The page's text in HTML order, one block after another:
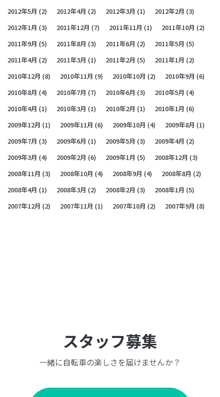
2012年5月 (2) 2012年4月 (2) 2012年3月 (1) 2012年2月 (3)
2012年1月 (3) 2011年12月 (7) 2011年11月 (1) 2011年10月 (2)
2011年9月 (5) 2011年8月 (3) 2011年6月 (2) 2011年5月 (5)
2011年4月 (2) 2011年3月 (1) 2011年2月 (5) 2011年1月 (2)
2010年12月 (8) 2010年11月 (9) 2010年10月 (2) 2010年9月 (6)
2010年8月 (4) 2010年7月 (7) 2010年6月 (3) 2010年5月 (4)
2010年4月 (1) 2010年3月 (1) 2010年2月 (1) 2010年1月 (6)
2009年12月 (1) 2009年11月 (6) 2009年10月 (4) 2009年8月 (1)
2009年7月 (3) 2009年6月 (1) 2009年5月 (3) 2009年4月 (2)
2009年3月 (4) 2009年2月 (6) 2009年1月 (5) 2008年12月 (3)
2008年11月 (3) 2008年10月 (4) 2008年9月 (4) 2008年8月 (2)
2008年4月 (1) 2008年3月 (2) 2008年2月 (3) 2008年1月 (5)
2007年12月 (2) 2007年11月 (1) 2007年10月 (2) 2007年9月 (8)
スタッフ募集
一緒に自転車の楽しさを届けませんか？